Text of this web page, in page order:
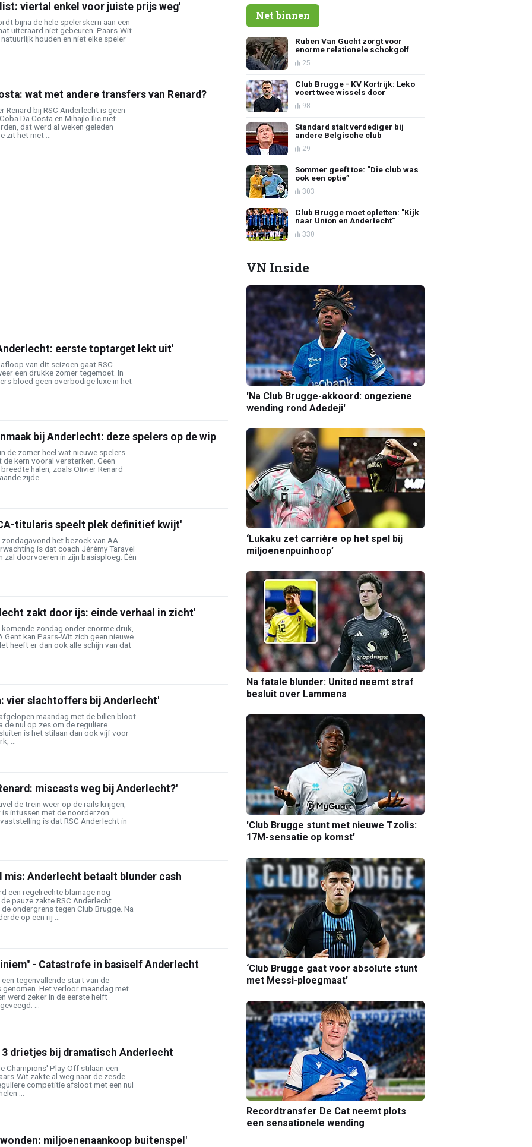
viertal enkel voor juiste prijs weg'
bijna de hele spelerskern aan een
uiteraard niet gebeuren. Paars-Wit
houden en niet elke speler
wat met andere transfers van Renard?
Renard bij RSC Anderlecht is geen
Da Costa en Mihajlo Ilic niet
dat werd al weken geleden
zit het met ...
eerste toptarget lekt uit'
van dit seizoen gaat RSC
een drukke zomer tegemoet. In
bloed geen overbodige luxe in het
bij Anderlecht: deze spelers op de wip
de zomer heel wat nieuwe spelers
de kern vooral versterken. Geen
halen, zoals OIivier Renard
zijde ...
titularis speelt plek definitief kwijt'
het bezoek van AA
is dat coach Jérémy Taravel
zal doorvoeren in zijn basisploeg. Één
zakt door ijs: einde verhaal in zicht'
zondag onder enorme druk,
kan Paars-Wit zich geen nieuwe
heeft er dan ook alle schijn van dat
vier slachtoffers bij Anderlecht'
maandag met de billen bloot
de nul op zes om de reguliere
is het stilaan dan ook vijf voor
...
miscasts weg bij Anderlecht?'
de trein weer op de rails krijgen,
intussen met de noorderzon
is dat RSC Anderlecht in
mis: Anderlecht betaalt blunder cash
een regelrechte blamage nog
pauze zakte RSC Anderlecht
ondergrens tegen Club Brugge. Na
op een rij ...
- Catastrofe in basiself Anderlecht
tegenvallende start van de
Het verloor maandag met
werd zeker in de eerste helft
...
drietjes bij dramatisch Anderlecht
Champions' Play-Off stilaan een
Wit zakte al weg naar de zesde
competitie afsloot met een nul
...
miljoenenaankoop buitenspel'
Net binnen
Ruben Van Gucht zorgt voor
enorme relationele schokgolf
25
Club Brugge - KV Kortrijk: Leko
voert twee wissels door
98
Standard stalt verdediger bij
andere Belgische club
29
Sommer geeft toe: “Die club was
ook een optie”
303
Club Brugge moet opletten: "Kijk
naar Union en Anderlecht"
330
VN Inside
'Na Club Brugge-akkoord: ongeziene
wending rond Adedeji'
‘Lukaku zet carrière op het spel bij
miljoenenpuinhoop’
Na fatale blunder: United neemt straf
besluit over Lammens
'Club Brugge stunt met nieuwe Tzolis:
17M-sensatie op komst'
‘Club Brugge gaat voor absolute stunt
met Messi-ploegmaat’
Recordtransfer De Cat neemt plots
een sensationele wending